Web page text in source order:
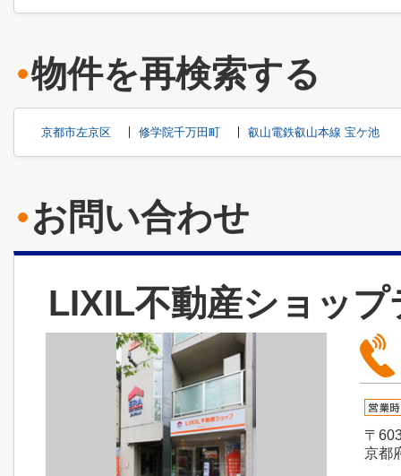
物件を再検索する
京都市左京区 修学院千万田町 叡山電鉄叡山本線 宝ケ池
お問い合わせ
LIXIL不動産ショップ
〒
京都